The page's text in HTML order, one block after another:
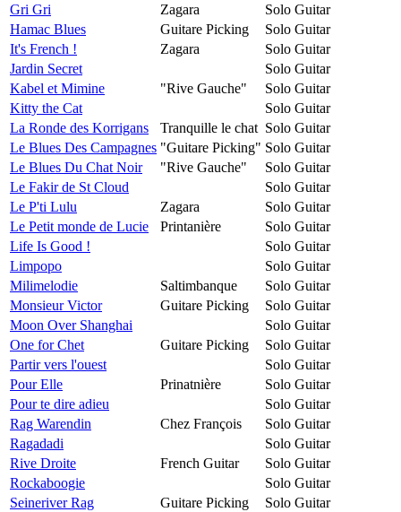
Gri Gri
Zagara
Solo Guitar
Hamac Blues
Guitare Picking
Solo Guitar
It's French !
Zagara
Solo Guitar
Jardin Secret
Solo Guitar
Kabel et Mimine
"Rive Gauche"
Solo Guitar
Kitty the Cat
Solo Guitar
La Ronde des Korrigans
Tranquille le chat Solo Guitar
Le Blues Des Campagnes "Guitare Picking" Solo Guitar
Le Blues Du Chat Noir
"Rive Gauche"
Solo Guitar
Le Fakir de St Cloud
Solo Guitar
Le P'ti Lulu
Zagara
Solo Guitar
Le Petit monde de Lucie
Printanière
Solo Guitar
Life Is Good !
Solo Guitar
Limpopo
Solo Guitar
Milimelodie
Saltimbanque
Solo Guitar
Monsieur Victor
Guitare Picking
Solo Guitar
Moon Over Shanghai
Solo Guitar
One for Chet
Guitare Picking
Solo Guitar
Partir vers l'ouest
Solo Guitar
Pour Elle
Prinatnière
Solo Guitar
Pour te dire adieu
Solo Guitar
Rag Warendin
Chez François
Solo Guitar
Ragadadi
Solo Guitar
Rive Droite
French Guitar
Solo Guitar
Rockaboogie
Solo Guitar
Seineriver Rag
Guitare Picking
Solo Guitar